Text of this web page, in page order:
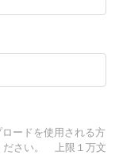
ードを使用される方
ださい。 上限１万文